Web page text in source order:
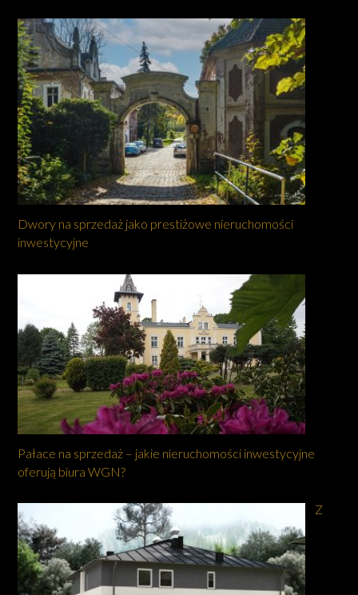
Dwory na sprzedaż jako prestiżowe nieruchomości
inwestycyjne
Pałace na sprzedaż – jakie nieruchomości inwestycyjne
oferują biura WGN?
Z